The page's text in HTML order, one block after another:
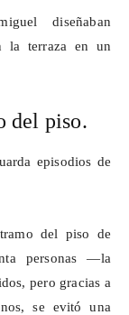
diseñaban
la terraza en un
del piso.
episodios de
del piso de
personas —la
pero gracias a
se evitó una